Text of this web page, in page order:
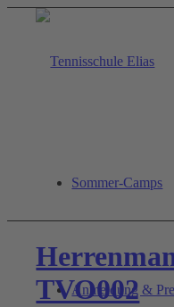
Sommer-Camps
Anmeldung &
TVO002